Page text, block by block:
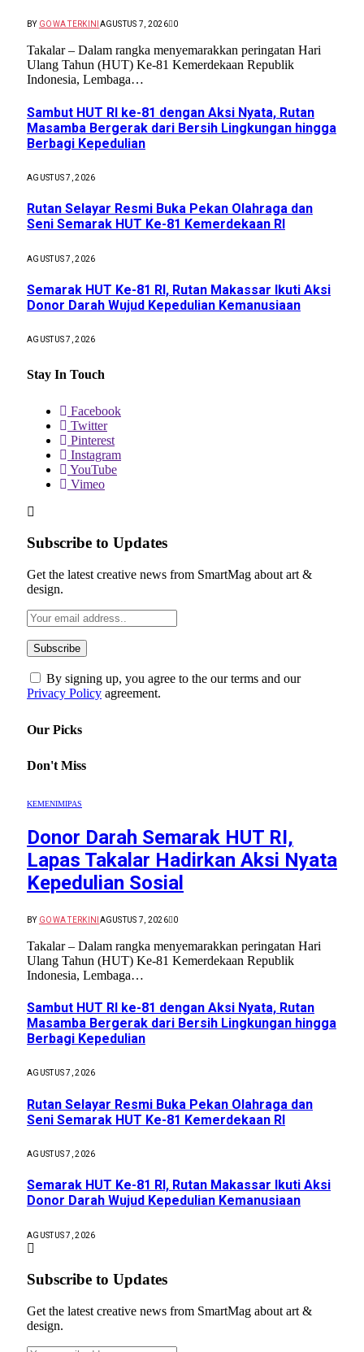
BY GOWA TERKINI AGUSTUS 7, 2026 0
Takalar – Dalam rangka menyemarakkan peringatan Hari
Ulang Tahun (HUT) Ke-81 Kemerdekaan Republik
Indonesia, Lembaga…
Sambut HUT RI ke-81 dengan Aksi Nyata, Rutan
Masamba Bergerak dari Bersih Lingkungan hingga
Berbagi Kepedulian
AGUSTUS 7, 2026
Rutan Selayar Resmi Buka Pekan Olahraga dan
Seni Semarak HUT Ke-81 Kemerdekaan RI
AGUSTUS 7, 2026
Semarak HUT Ke-81 RI, Rutan Makassar Ikuti Aksi
Donor Darah Wujud Kepedulian Kemanusiaan
AGUSTUS 7, 2026
Stay In Touch
Facebook
Twitter
Pinterest
Instagram
YouTube
Vimeo
Subscribe to Updates
Get the latest creative news from SmartMag about art &
design.
By signing up, you agree to the our terms and our
Privacy Policy agreement.
Our Picks
Don't Miss
KEMENIMIPAS
Donor Darah Semarak HUT RI,
Lapas Takalar Hadirkan Aksi Nyata
Kepedulian Sosial
BY GOWA TERKINI AGUSTUS 7, 2026 0
Takalar – Dalam rangka menyemarakkan peringatan Hari
Ulang Tahun (HUT) Ke-81 Kemerdekaan Republik
Indonesia, Lembaga…
Sambut HUT RI ke-81 dengan Aksi Nyata, Rutan
Masamba Bergerak dari Bersih Lingkungan hingga
Berbagi Kepedulian
AGUSTUS 7, 2026
Rutan Selayar Resmi Buka Pekan Olahraga dan
Seni Semarak HUT Ke-81 Kemerdekaan RI
AGUSTUS 7, 2026
Semarak HUT Ke-81 RI, Rutan Makassar Ikuti Aksi
Donor Darah Wujud Kepedulian Kemanusiaan
AGUSTUS 7, 2026
Subscribe to Updates
Get the latest creative news from SmartMag about art &
design.